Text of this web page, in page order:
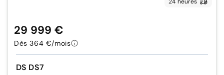
DS DS7
29 999 €
Dès 364 €/mois